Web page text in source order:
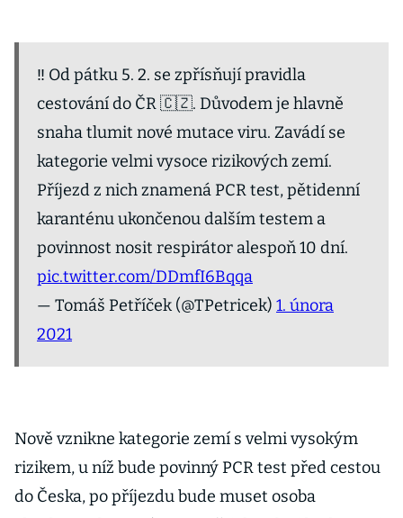
‼️ Od pátku 5. 2. se zpřísňují pravidla
cestování do ČR 🇨🇿. Důvodem je hlavně
snaha tlumit nové mutace viru. Zavádí se
kategorie velmi vysoce rizikových zemí.
Příjezd z nich znamená PCR test, pětidenní
karanténu ukončenou dalším testem a
povinnost nosit respirátor alespoň 10 dní.
pic.twitter.com/DDmfI6Bqqa
— Tomáš Petříček (@TPetricek) 1. února
2021
Nově vznikne kategorie zemí s velmi vysokým
rizikem, u níž bude povinný PCR test před cestou
do Česka, po příjezdu bude muset osoba